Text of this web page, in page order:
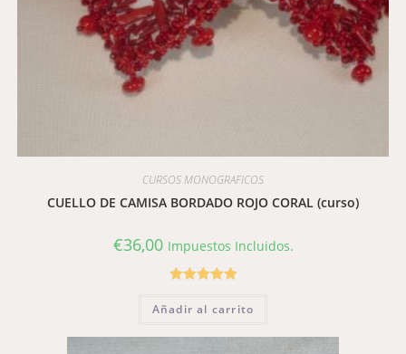
CURSOS MONOGRAFICOS
CUELLO DE CAMISA BORDADO ROJO CORAL (curso)
€36,00 Impuestos Incluidos.
5.00de 5
Añadir al carrito